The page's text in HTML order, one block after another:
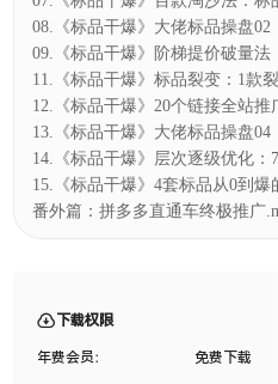
课程目录
03.《标品干爆》1人把1款暴力评
04.《标品干爆》让标品死灰复
05.《标品干爆》高低价SKU：兼